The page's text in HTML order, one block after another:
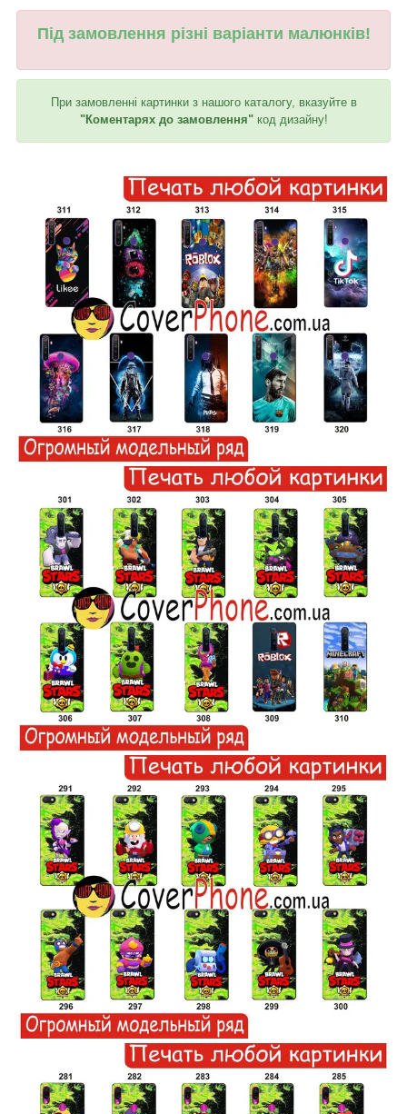
Під замовлення різні варіанти малюнків!
При замовленні картинки з нашого каталогу, вказуйте в
"Коментарях до замовлення"код дизайну!